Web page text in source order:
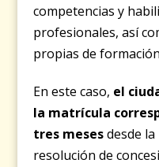
competencias y
profesionales, así
propias de
En este caso, el
la matrícula
tres mesesdesde
resolución de